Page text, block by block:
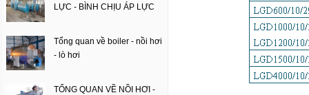
LỰC - BÌNH CHỊU ÁP LỰC
Tổng quan về boiler - nồi hơi
- lò hơi
TỔNG QUAN VỀ NỒI HƠI -